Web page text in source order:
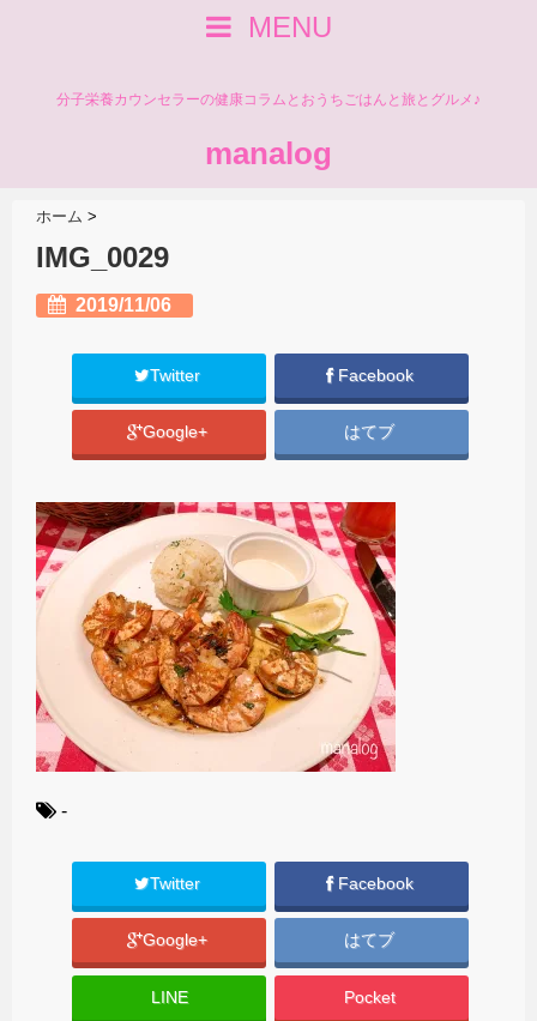
MENU
分子栄養カウンセラーの健康コラムとおうちごはんと旅とグルメ♪
manalog
ホーム >
IMG_0029
2019/11/06
Twitter Facebook
Google+ はてブ
-
Twitter Facebook
Google+ はてブ
LINE Pocket